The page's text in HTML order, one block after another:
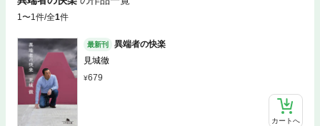
1〜1件/全1件
最新刊
異端者の快楽
見城徹
679
カートへ